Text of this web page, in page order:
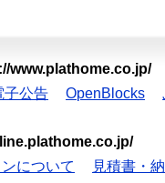
www.plathome.co.jp/
子公告 OpenBlocks
について 見積書・